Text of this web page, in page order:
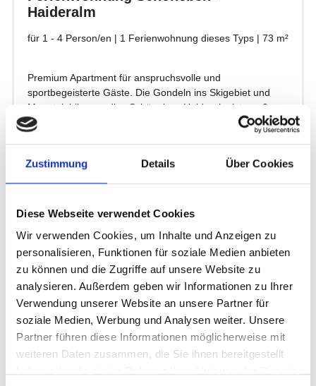
Zustimmung Details Über Cookies
Diese Webseite verwendet Cookies
Wir verwenden Cookies, um Inhalte und Anzeigen zu
personalisieren, Funktionen für soziale Medien anbieten
zu können und die Zugriffe auf unsere Website zu
analysieren. Außerdem geben wir Informationen zu Ihrer
Verwendung unserer Website an unsere Partner für
soziale Medien, Werbung und Analysen weiter. Unsere
Partner führen diese Informationen möglicherweise mit
weiteren Daten zusammen, die Sie ihnen bereitgestellt